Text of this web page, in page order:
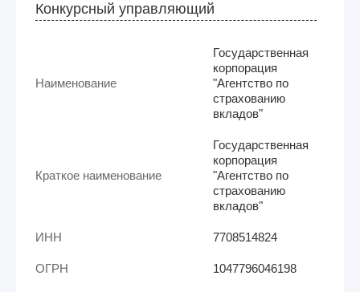
Конкурсный управляющий
Наименование
Государственная
корпорация
"Агентство по
страхованию
вкладов"
Краткое наименование
Государственная
корпорация
"Агентство по
страхованию
вкладов"
ИНН 7708514824
ОГРН 1047796046198